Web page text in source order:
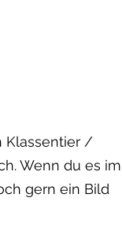
Klassentier /
Wenn du es im
gern ein Bild